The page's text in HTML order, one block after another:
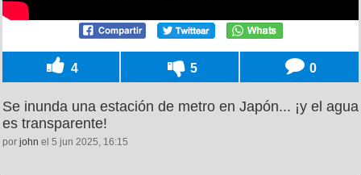
4 5 0
Se inunda una estación de metro en Japón... ¡y el agua
es transparente!
por john el 5 jun 2025, 16:15